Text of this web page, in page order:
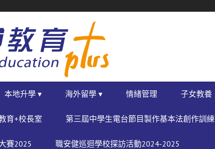
本地升學 ▾ 海外留學 ▾ 情緒管理 子女教養
育+校長室 第三屆中學生電台節目製作基本法創作訓練
賽2025 職安健巡迴學校探訪活動2024-2025